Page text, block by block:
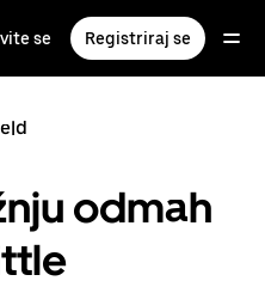
se Registriraj se
odmah